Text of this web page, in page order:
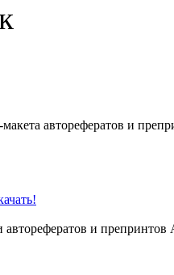
макета авторефератов и
авторефератов и